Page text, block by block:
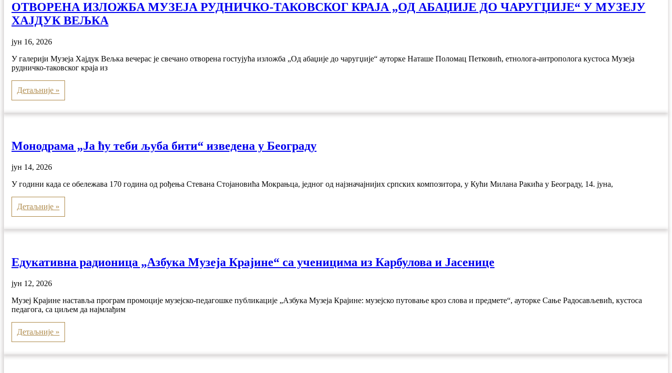
ОТВОРЕНА ИЗЛОЖБА МУЗЕЈА РУДНИЧКО-ТАКОВСКОГ КРАЈА „ОД АБАЏИЈЕ ДО ЧАРУГЏИЈЕ“ У МУЗЕЈУ
ХАЈДУК ВЕЉКА
јун 16, 2026
У галерији Музеја Хајдук Вељка вечерас је свечано отворена гостујућа изложба „Од абаџије до чаругџије“ ауторке Наташе Поломац Петковић, етнолога-антрополога кустоса Музеја
рудничко-таковског краја из
Детаљније »
Монодрама „Ја ћу теби љуба бити“ изведена у Београду
јун 14, 2026
У години када се обележава 170 година од рођења Стевана Стојановића Мокрањца, једног од најзначајнијих српских композитора, у Кући Милана Ракића у Београду, 14. јуна,
Детаљније »
Едукативна радионица „Азбука Музеја Крајине“ са ученицима из Карбулова и Јасенице
јун 12, 2026
Музеј Крајине наставља програм промоције музејско-педагошке публикације „Азбука Музеја Крајине: музејско путовање кроз слова и предмете“, ауторке Сање Радосављевић, кустоса
педагога, са циљем да најмлађим
Детаљније »